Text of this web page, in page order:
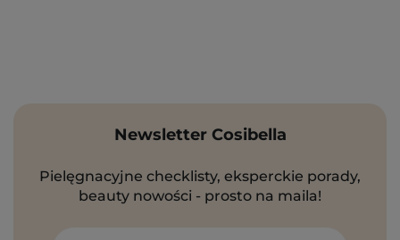
Newsletter Cosibella
Pielęgnacyjne checklisty, eksperckie porady,
beauty nowości - prosto na maila!